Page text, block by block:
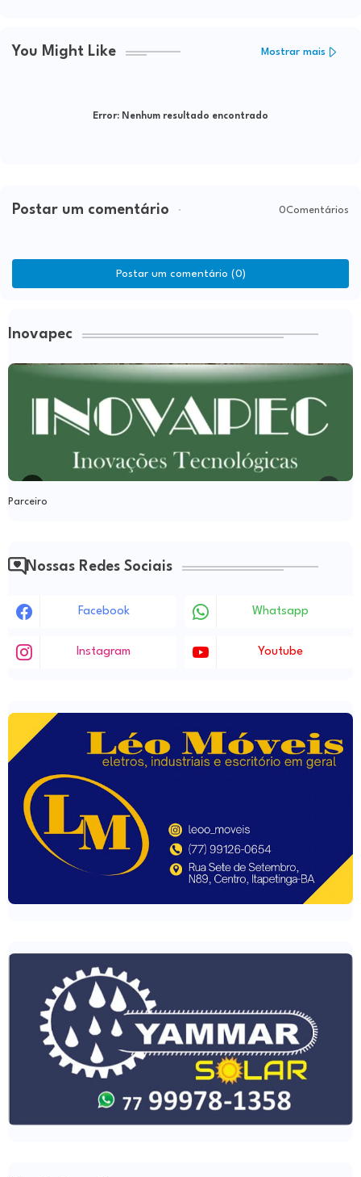
You Might Like Mostrar mais
Error: Nenhum resultado encontrado
Postar um comentário 0Comentários
Postar um comentário (0)
Inovapec
Parceiro
Nossas Redes Sociais
Facebook Whatsapp
Instagram Youtube